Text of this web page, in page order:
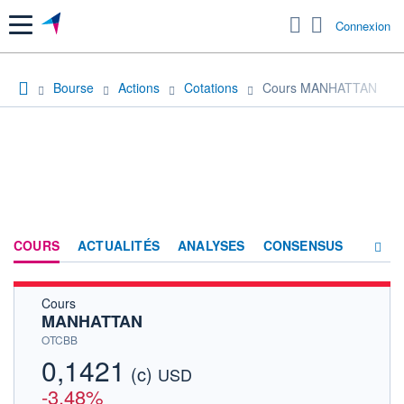
Menu Connexion
Bourse Actions Cotations Cours MANHATTAN
COURS ACTUALITÉS ANALYSES CONSENSUS
Cours
MANHATTAN
OTCBB
0,1421 (c) USD
-3,48%